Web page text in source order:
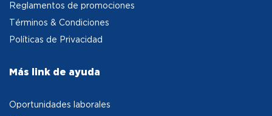
Reglamentos de promociones
Términos & Condiciones
Políticas de Privacidad
Más link de ayuda
Oportunidades laborales